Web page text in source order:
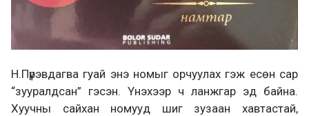
Н.Пүрэвдагва гуай энэ номыг орчуулах гэж есөн сар
“зууралдсан” гэсэн. Үнэхээр ч ланжгар эд байна.
Хуучны сайхан номууд шиг зузаан хавтастай,